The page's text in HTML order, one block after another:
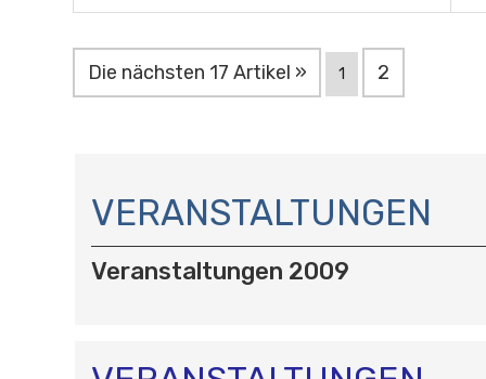
Die nächsten 17 Artikel » 1 2
A
V
I
G
VERANSTALTUNGEN
Veranstaltungen 2009